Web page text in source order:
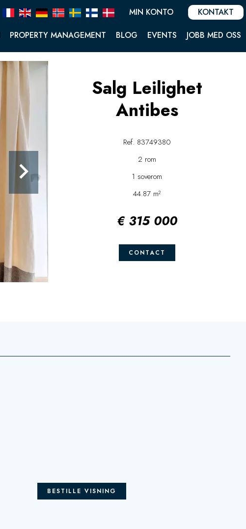
MIN KONTO KONTAKT
PROPERTY MANAGEMENT BLOG EVENTS JOBB MED OSS
Salg Leilighet
Antibes
Ref. 83749380
2 rom
1 soverom
44.87 m²
€ 315 000
CONTACT
BESTILLE VISNING